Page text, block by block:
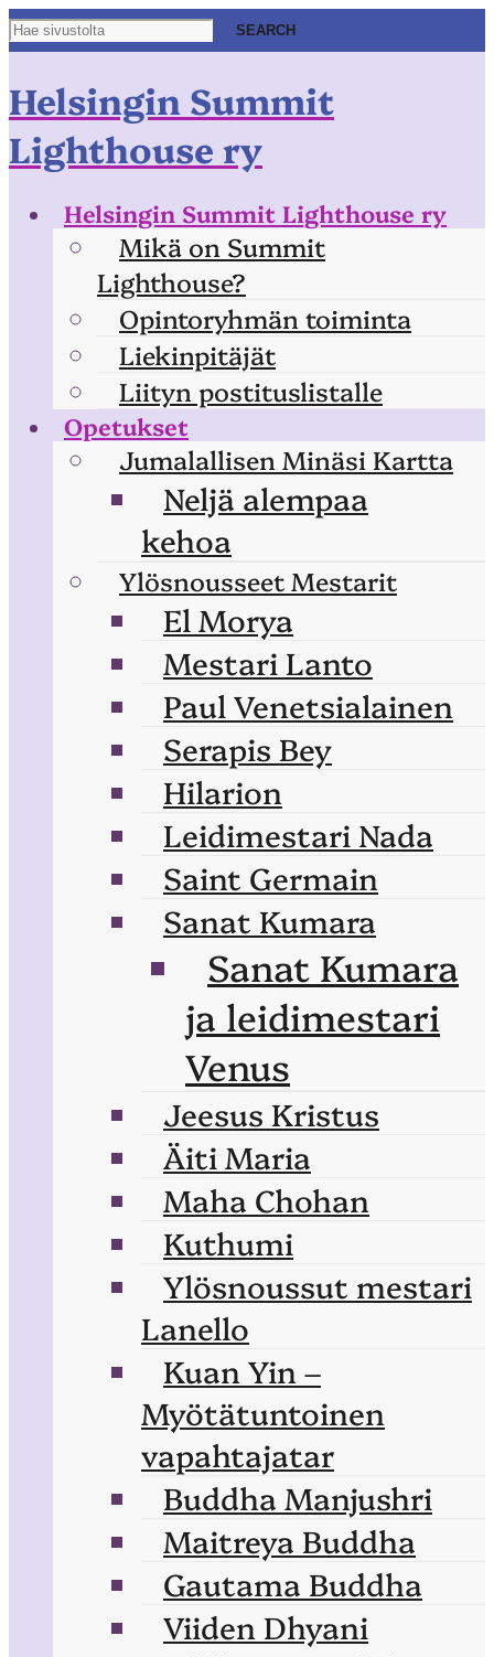
Helsingin Summit
Lighthouse ry
Helsingin Summit Lighthouse ry
Mikä on Summit
Lighthouse?
Opintoryhmän toiminta
Liekinpitäjät
Liityn postituslistalle
Opetukset
Jumalallisen Minäsi Kartta
Neljä alempaa
kehoa
Ylösnousseet Mestarit
El Morya
Mestari Lanto
Paul Venetsialainen
Serapis Bey
Hilarion
Leidimestari Nada
Saint Germain
Sanat Kumara
Sanat Kumara
ja leidimestari
Venus
Jeesus Kristus
Äiti Maria
Maha Chohan
Kuthumi
Ylösnoussut mestari
Lanello
Kuan Yin –
Myötätuntoinen
vapahtajatar
Buddha Manjushri
Maitreya Buddha
Gautama Buddha
Viiden Dhyani